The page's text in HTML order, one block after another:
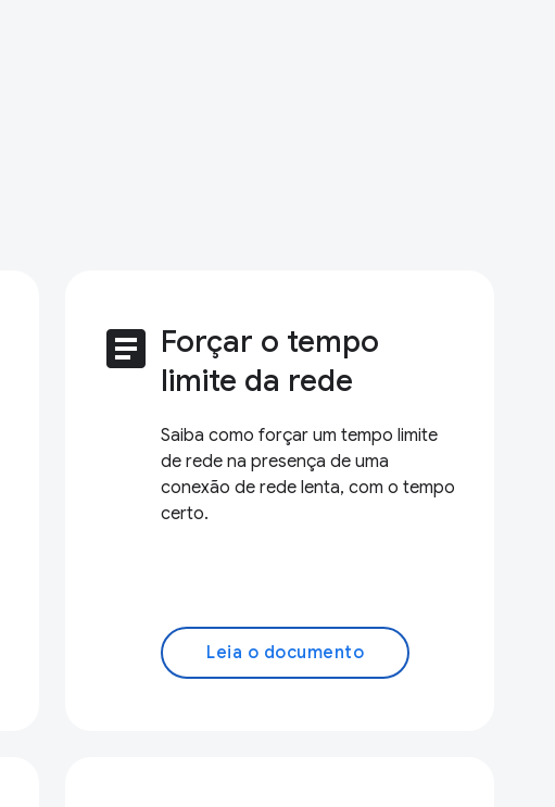
article Forçar o tempo
limite da rede
Saiba como forçar um tempo limite
de rede na presença de uma
conexão de rede lenta, com o tempo
certo.
Leia o documento